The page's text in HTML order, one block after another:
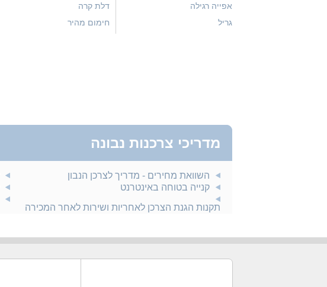
אפייה רגילה
גריל
דלת קרה
חימום מהיר
מדריכי צרכנות נבונה
השוואת מחירים - מדריך לצרכן הנבון
קנייה בטוחה באינטרנט
תקנות הגנת הצרכן לאחריות ושירות לאחר המכירה